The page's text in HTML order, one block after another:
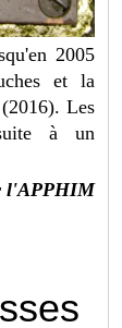
2005
et la
Les
à un
l'APPHIM